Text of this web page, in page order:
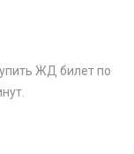
ЖД билет по